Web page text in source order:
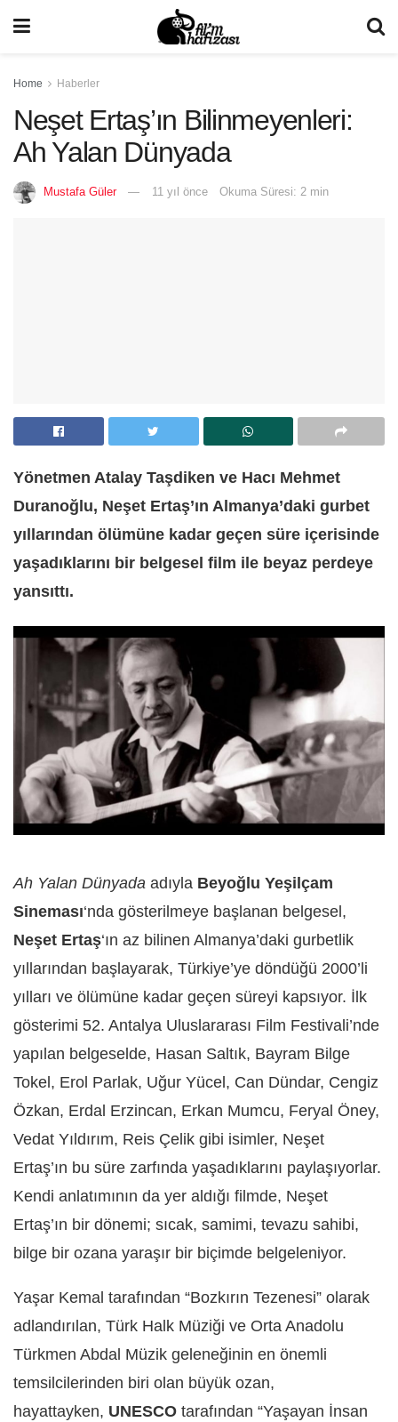
Home Haberler
Neşet Ertaş’ın Bilinmeyenleri:
Ah Yalan Dünyada
Mustafa Güler 11 yıl önce Okuma Süresi: 2 min
Yönetmen Atalay Taşdiken ve Hacı Mehmet
Duranoğlu, Neşet Ertaş’ın Almanya’daki gurbet
yıllarından ölümüne kadar geçen süre içerisinde
yaşadıklarını bir belgesel film ile beyaz perdeye
yansıttı.
Ah Yalan Dünyada adıyla Beyoğlu Yeşilçam
Sineması‘nda gösterilmeye başlanan belgesel,
Neşet Ertaş‘ın az bilinen Almanya’daki gurbetlik
yıllarından başlayarak, Türkiye’ye döndüğü 2000’li
yılları ve ölümüne kadar geçen süreyi kapsıyor. İlk
gösterimi 52. Antalya Uluslararası Film Festivali’nde
yapılan belgeselde, Hasan Saltık, Bayram Bilge
Tokel, Erol Parlak, Uğur Yücel, Can Dündar, Cengiz
Özkan, Erdal Erzincan, Erkan Mumcu, Feryal Öney,
Vedat Yıldırım, Reis Çelik gibi isimler, Neşet
Ertaş’ın bu süre zarfında yaşadıklarını paylaşıyorlar.
Kendi anlatımının da yer aldığı filmde, Neşet
Ertaş’ın bir dönemi; sıcak, samimi, tevazu sahibi,
bilge bir ozana yaraşır bir biçimde belgeleniyor.
Yaşar Kemal tarafından “Bozkırın Tezenesi” olarak
adlandırılan, Türk Halk Müziği ve Orta Anadolu
Türkmen Abdal Müzik geleneğinin en önemli
temsilcilerinden biri olan büyük ozan,
hayattayken, UNESCO tarafından “Yaşayan İnsan